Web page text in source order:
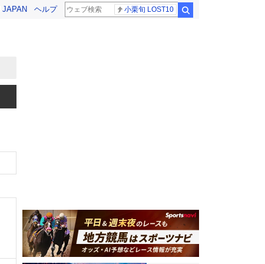
JAPAN ヘルプ 小栗旬 LOST10